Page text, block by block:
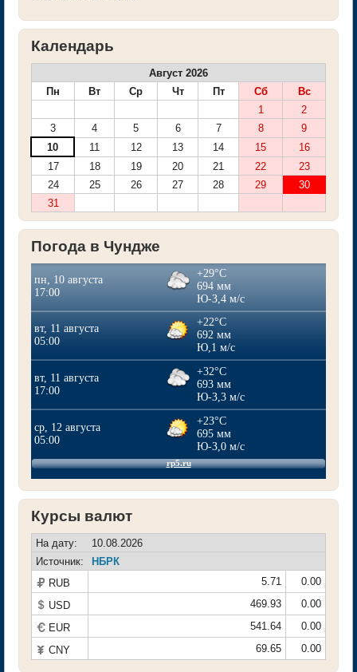
Календарь
Август 2026
Пн
Вт Ср Чт Пт Сб
Вс
1
2
3
4 5 6 7 8
9
10
11 12 13 14 15
16
17
18 19 20 21 22
23
24
25 26 27 28 29
30
31
Погода в Чундже
Курсы валют
На дату:
10.08.2026
Источник:
НБРК
₽ RUB 5.71 0.00
 USD 469.93 0.00
€ EUR 541.64 0.00
¥ CNY 69.65 0.00